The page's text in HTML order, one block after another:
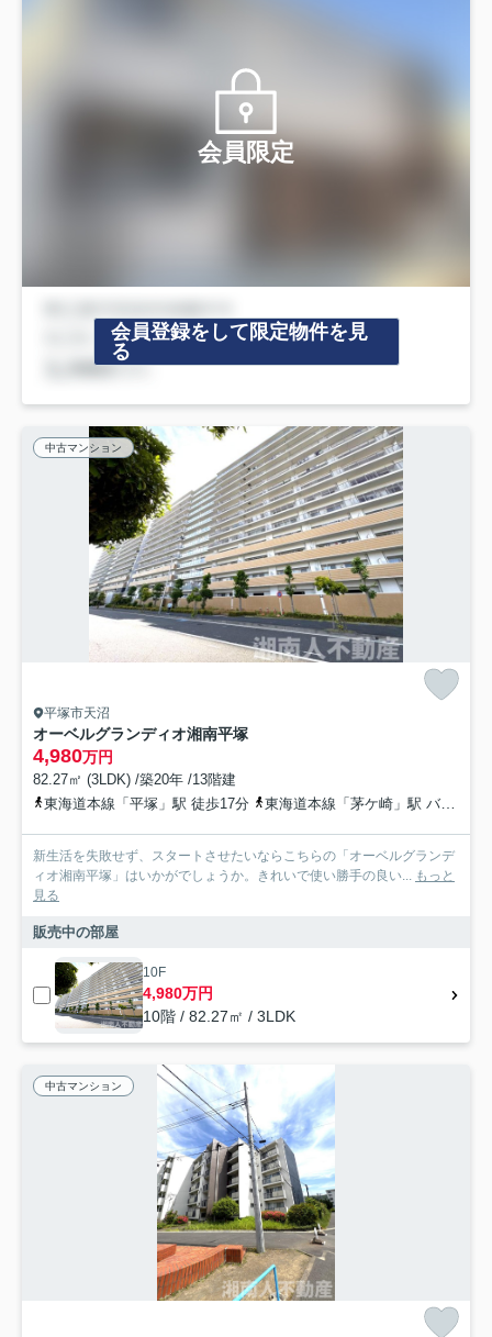
会員限定
会員登録をして限定物件を見
る
中古マンション
平塚市天沼
オーベルグランディオ湘南平塚
4,980万円
82.27㎡ (3LDK) /築20年 /13階建
東海道本線「平塚」駅 徒歩17分
東海道本線「茅ケ崎」駅 バス16分 神奈川中央交通「蔵屋敷（神奈川県）」 停歩10分
新生活を失敗せず、スタートさせたいならこちらの「オーベルグランデ
ィオ湘南平塚」はいかがでしょうか。きれいで使い勝手の良い... もっと
見る
販売中の部屋
10F
4,980万円
10階 / 82.27㎡ / 3LDK
中古マンション